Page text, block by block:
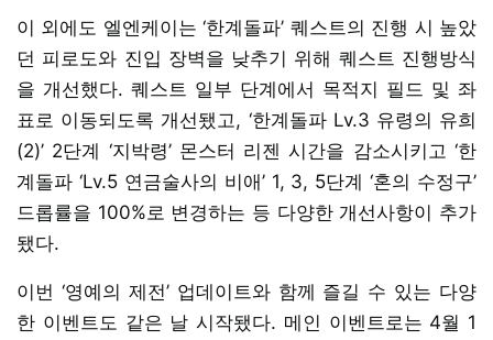
이 외에도 엘엔케이는 ‘한계돌파’ 퀘스트의 진행 시 높았
던 피로도와 진입 장벽을 낮추기 위해 퀘스트 진행방식
을 개선했다. 퀘스트 일부 단계에서 목적지 필드 및 좌
표로 이동되도록 개선됐고, ‘한계돌파 Lv.3 유령의 유희
(2)’ 2단계 ‘지박령’ 몬스터 리젠 시간을 감소시키고 ‘한
계돌파 ‘Lv.5 연금술사의 비애’ 1, 3, 5단계 ‘혼의 수정구’
드롭률을 100%로 변경하는 등 다양한 개선사항이 추가
됐다.
이번 ‘영예의 제전’ 업데이트와 함께 즐길 수 있는 다양
한 이벤트도 같은 날 시작됐다. 메인 이벤트로는 4월 1